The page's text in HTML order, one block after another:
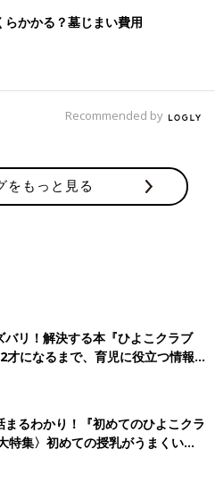
犬に対する態度も、見られていそ
ダメ！やめなさい！」みたいに強
り、「よし！」みたいな言葉を使
らかかる？墓じまい費用
Recommended by
をもっと見る
バリ！解決する本『ひよこクラブ
になるまで、育児に役立つ情報が
まるわかり！『初めてのひよこクラ
特集〉初めての授乳がうまくい
ルクの基本と夏のトラブル 解決テ